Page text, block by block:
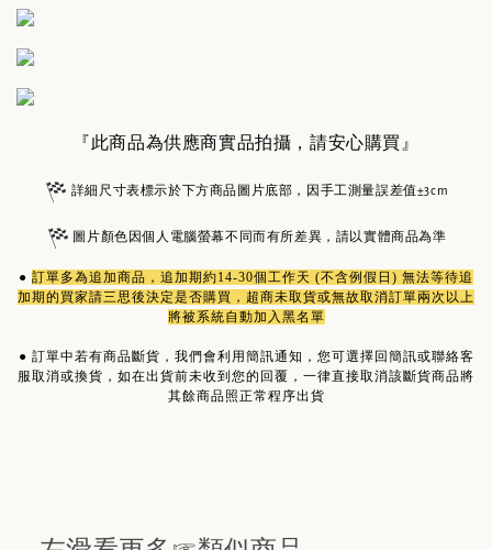
『此商品為供應商實品拍攝，請安心購買』
詳細尺寸表標示於下方商品圖片底部，因手工測量誤差值±3cm
圖片顏色因個人電腦螢幕不同而有所差異，請以實體商品為準
● 訂單多為追加商品 ，追加期約14-30個工作天 (不含例假日) 無法等待追
加期的買家請三思後決定是否購買，超商未取貨或無故取消訂單兩次以上
將被系統自動加入黑名單
● 訂單中若有商品斷貨，我們會利用簡訊通知，您可選擇回簡訊或聯絡客
服取消或換貨，如在出貨前未收到您的回覆，一律直接取消該斷貨商品將
其餘商品照正常程序出貨